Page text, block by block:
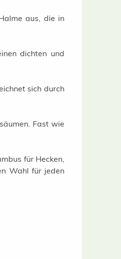
aus, die in
dichten und
sich durch
Fast wie
für Hecken,
Wahl für jeden